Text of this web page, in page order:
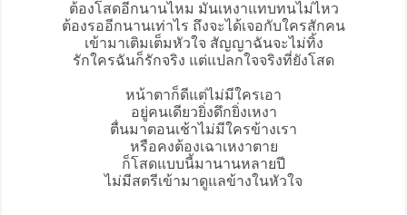
ต้องโสดอีกนานไหม มันเหงาแทบทนไม่ไหว
ต้องรออีกนานเท่าไร ถึงจะได้เจอกับใครสักคน
เข้ามาเติมเต็มหัวใจ สัญญาฉันจะไม่ทิ้ง
รักใครฉันก็รักจริง แต่แปลกใจจริงที่ยังโสด
หน้าตาก็ดีแต่ไม่มีใครเอา
อยู่คนเดียวยิ่งดึกยิ่งเหงา
ตื่นมาตอนเช้าไม่มีใครข้างเรา
หรือคงต้องเฉาเหงาตาย
ก็โสดแบบนี้มานานหลายปี
ไม่มีสตรีเข้ามาดูแลข้างในหัวใจ